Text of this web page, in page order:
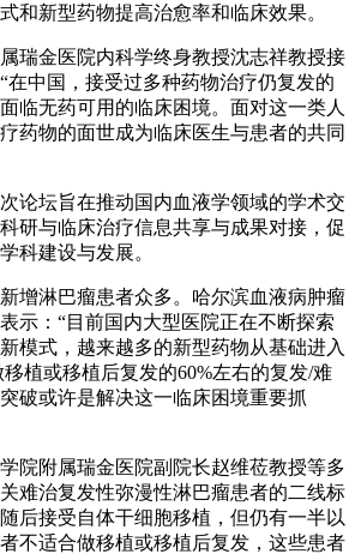
和新型药物提高治愈率和临床效果。
金医院内科学终身教授沈志祥教授接
在中国，接受过多种药物治疗仍复发的
临无药可用的临床困境。面对这一类人
药物的面世成为临床医生与患者的共同
坛旨在推动国内血液学领域的学术交
研与临床治疗信息共享与成果对接，促
科建设与发展。
淋巴瘤患者众多。哈尔滨血液病肿瘤
示：“目前国内大型医院正在不断探索
模式，越来越多的新型药物从基础进入
植或移植后复发的60%左右的复发/难
破或许是解决这一临床困境重要抓
附属瑞金医院副院长赵维莅教授等多
难治复发性弥漫性淋巴瘤患者的二线标
后接受自体干细胞移植，但仍有一半以
不适合做移植或移植后复发，这些患者